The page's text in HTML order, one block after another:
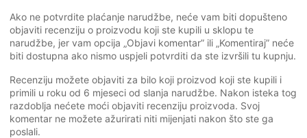
Ako ne potvrdite plaćanje narudžbe, neće vam biti dopušteno
objaviti recenziju o proizvodu koji ste kupili u sklopu te
narudžbe, jer vam opcija „Objavi komentar” ili „Komentiraj” neće
biti dostupna ako nismo uspjeli potvrditi da ste izvršili tu kupnju.
Recenziju možete objaviti za bilo koji proizvod koji ste kupili i
primili u roku od 6 mjeseci od slanja narudžbe. Nakon isteka tog
razdoblja nećete moći objaviti recenziju proizvoda. Svoj
komentar ne možete ažurirati niti mijenjati nakon što ste ga
poslali.